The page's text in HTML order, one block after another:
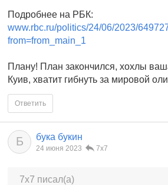
Подробнее на РБК:
www.rbc.ru/politics/24/06/2023/
from=from_main_1
Плану! План закончился, хохлы
Куив, хватит гибнуть за мировой
Ответить
Б бука букин
24 июня 2023 7x7
7x7 писал(а)